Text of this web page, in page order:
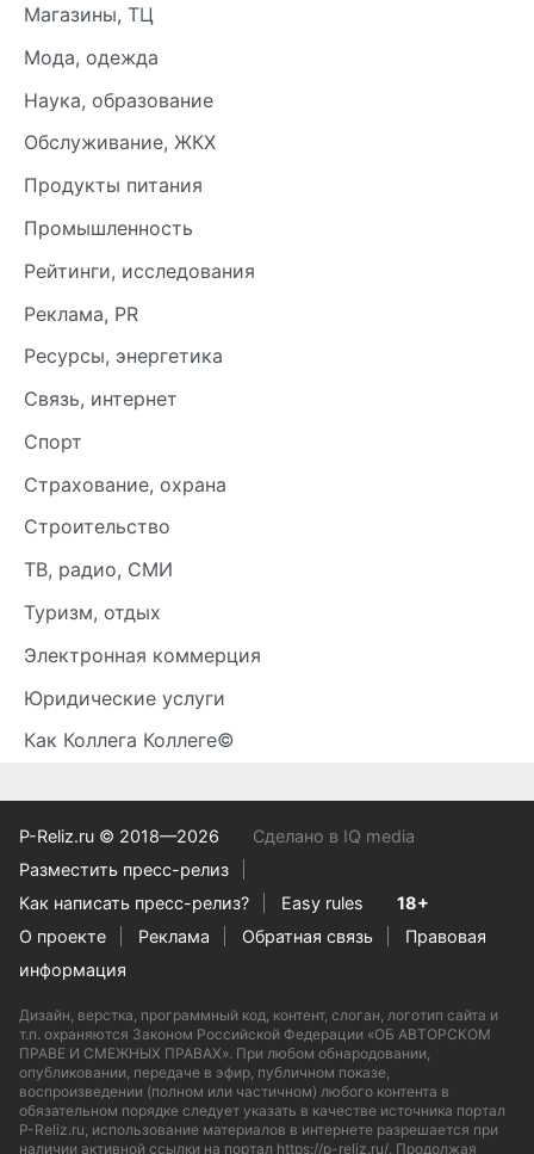
Магазины, ТЦ
Мода, одежда
Наука, образование
Обслуживание, ЖКХ
Продукты питания
Промышленность
Рейтинги, исследования
Реклама, PR
Ресурсы, энергетика
Связь, интернет
Спорт
Страхование, охрана
Строительство
ТВ, радио, СМИ
Туризм, отдых
Электронная коммерция
Юридические услуги
Как Коллега Коллеге©
P-Reliz.ru © 2018—2026
Сделано в IQ media
Разместить пресс-релиз
Как написать пресс-релиз?
Easy rules
18+
О проекте
Реклама Обратная связь
Правовая
информация
Дизайн, верстка, программный код, контент, слоган, логотип сайта и
т.п. охраняются Законом Российской Федерации «ОБ АВТОРСКОМ
ПРАВЕ И СМЕЖНЫХ ПРАВАХ». При любом обнародовании,
опубликовании, передаче в эфир, публичном показе,
воспроизведении (полном или частичном) любого контента в
обязательном порядке следует указать в качестве источника портал
P-Reliz.ru, использование материалов в интернете разрешается при
наличии активной ссылки на портал https://p-reliz.ru/. Продолжая